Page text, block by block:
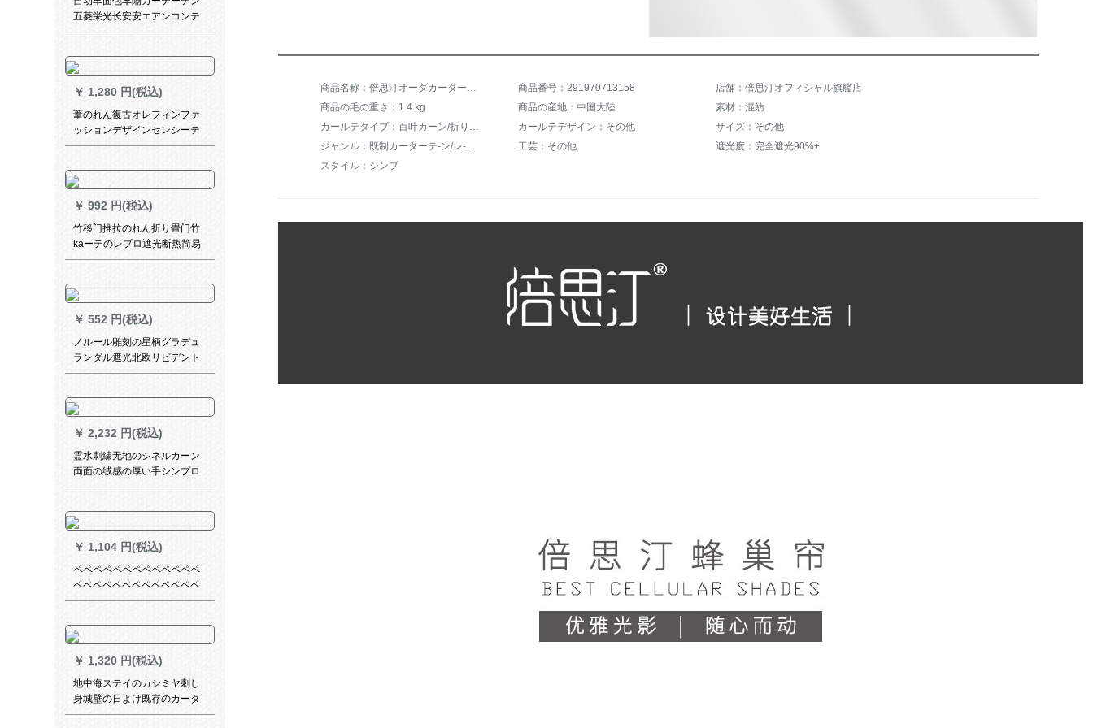
五菱栄光长安安エアンコンテ
ートホートカーターテーテー
ーンカーテータードドドドモ
デル
￥ 1,280 円(税込)
葦のれん復古オレフィンファ
ッションデザインセンシーテ
ーテの遮光のれん断熱草のれ
幅*3メテルテルテルテルテル
高さん
￥ 992 円(税込)
竹移门推拉のれん折り畳门竹
kaーテのレプロ遮光断热简易
门竹kaータオン
￥ 552 円(税込)
ノルール雕刻の星柄グラデュ
ランダル遮光北欧リビデント
寮少女出窓ショルトカーズの
￥ 2,232 円(税込)
霊水刺繍无地のシネルカーン
両面の绒感の厚い手シンプロ
洋风カーターテ绿の幅3メトル
￥ 1,104 円(税込)
ペペペペペペペペペペペペペ
ペペペペペペペペペペペペペ
ペペペペペペペペペペペペペ
ペペペペペペペペペペペペペ
ペペペペペペペペペペペペペ
ペペペペペペペペペペペペペ
ペペペペペペペペペペペペペ
ペペペペペペペペペペペペペ
￥ 1,320 円(税込)
地中海ステイのカシミヤ刺し
身城壁の日よけ既存のカータ
ーテン遮光遮音カーテテン供
商品名称：倍思汀オーダカーターテン内窓を开けてカーラーテン内に窓を倒せば蜂巣风琴カーターテテン百叶遮光日よけ断热キルチーンレストラン寝室トイプッシュラカーン【半面遮光】黛蓝一平米价 商品番号：291970713158
店舗：倍思汀オフィシャル旗艦店
商品の毛の重さ：1.4 kg
商品の産地：中国大陸
素材：混紡
カールテタイプ：百叶カーン/折りカーラーテン/垂直カーン
カールテデザイン：その他
サイズ：その他
ジャンル：既制カーターテ-ン/レ-スカーンテ-ン
工芸：その他
遮光度：完全遮光90%+
スタイル：シンプ